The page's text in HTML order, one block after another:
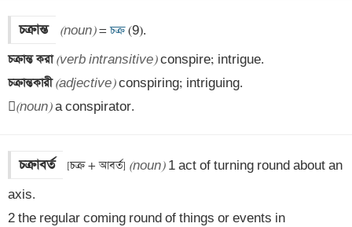
চক্রান্ত (noun) = চক্র
চক্রান্ত করা (verb intransitive)
চক্রান্তকারী (adjective) conspiring; intriguing.
(noun) a conspirator.
চক্রাবর্ত [চক্র + আবর্ত] (noun) 1 act of turning round about an
axis.
2 the regular coming round of things or events in